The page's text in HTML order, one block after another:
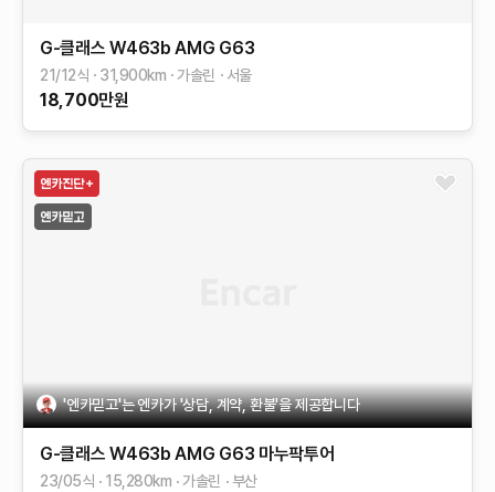
G-클래스 W463b AMG G63
21/12식 31,900km 가솔린 서울
18,700만원
'엔카믿고'는 엔카가 '상담, 계약, 환불'을 제공합니다
G-클래스 W463b AMG G63 마누팍투어
23/05식 15,280km 가솔린 부산